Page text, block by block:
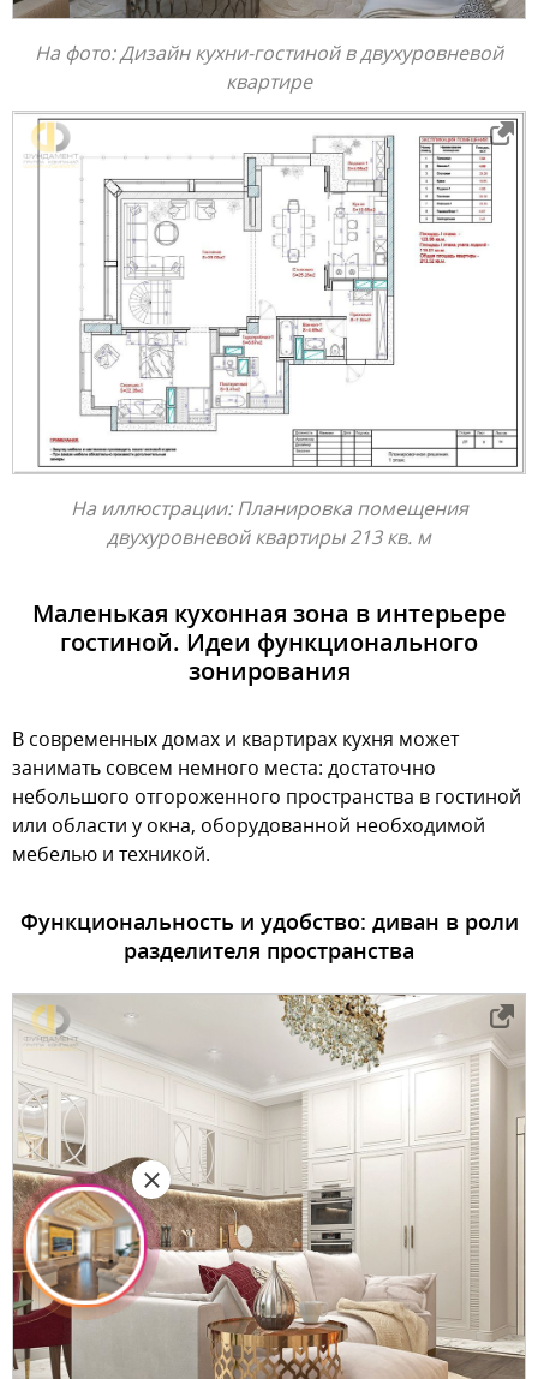
На фото: Дизайн кухни-гостиной в двухуровневой
квартире
На иллюстрации: Планировка помещения
двухуровневой квартиры 213 кв. м
Маленькая кухонная зона в интерьере
гостиной. Идеи функционального
зонирования
В современных домах и квартирах кухня может
занимать совсем немного места: достаточно
небольшого отгороженного пространства в гостиной
или области у окна, оборудованной необходимой
мебелью и техникой.
Функциональность и удобство: диван в роли
разделителя пространства